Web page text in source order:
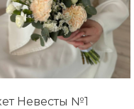
Невесты №1